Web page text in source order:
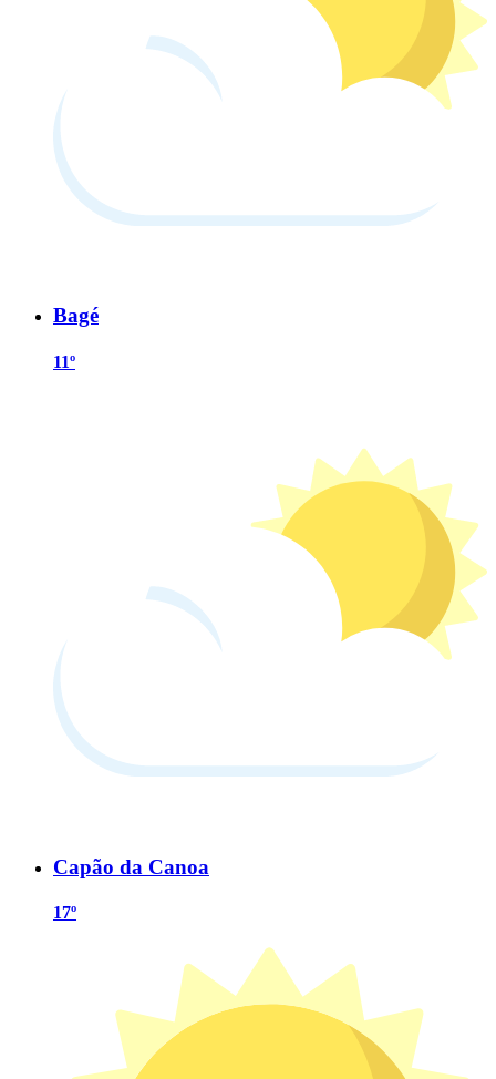
Bagé
11º
Capão da Canoa
17º